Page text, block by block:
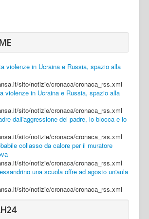
violenze in Ucraina e Russia, spazio alla
sito/notizie/cronaca/cronaca_rss.xml
violenze in Ucraina e Russia, spazio alla
sito/notizie/cronaca/cronaca_rss.xml
dall'aggressione del padre, lo blocca e lo
sito/notizie/cronaca/cronaca_rss.xml
collasso da calore per il muratore
sito/notizie/cronaca/cronaca_rss.xml
una scuola offre ad agosto un'aula
sito/notizie/cronaca/cronaca_rss.xml